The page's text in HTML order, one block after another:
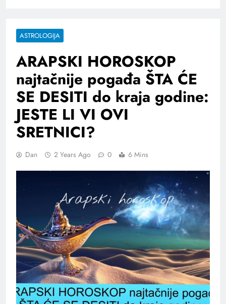
ASTROLOGIJA
ARAPSKI HOROSKOP
najtačnije pogađa ŠTA ĆE
SE DESITI do kraja godine:
JESTE LI VI OVI
SRETNICI?
Dan 2 Years Ago 0 6 Mins